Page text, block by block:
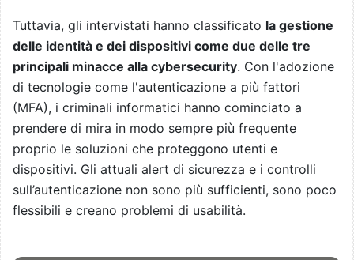
Tuttavia, gli intervistati hanno classificato la gestione
delle identità e dei dispositivi come due delle tre
principali minacce alla cybersecurity. Con l'adozione
di tecnologie come l'autenticazione a più fattori
(MFA), i criminali informatici hanno cominciato a
prendere di mira in modo sempre più frequente
proprio le soluzioni che proteggono utenti e
dispositivi. Gli attuali alert di sicurezza e i controlli
sull’autenticazione non sono più sufficienti, sono poco
flessibili e creano problemi di usabilità.